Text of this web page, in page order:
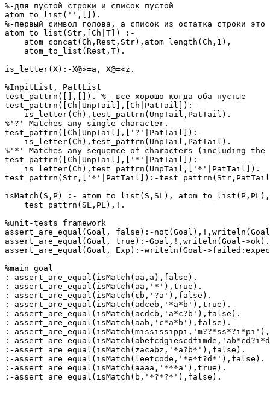
%-для пустой строки и список пустой
atom_to_list('',[]).
%-первый символ голова, а список из остатка строки это
atom_to_list(Str,[Ch|T]) :-
    atom_concat(Ch,Rest,Str),atom_length(Ch,1),
    atom_to_list(Rest,T).
is_letter(X):-X@>=a, X@=<z.
%InpitList, PattList
test_pattrn([],[]). %- все хорошо когда оба пустые
test_pattrn([Ch|UnpTail],[Ch|PatTail]):-
    is_letter(Ch),test_pattrn(UnpTail,PatTail).
%'?' Matches any single character.
test_pattrn([Ch|UnpTail],['?'|PatTail]):-
    is_letter(Ch),test_pattrn(UnpTail,PatTail).
%'*' Matches any sequence of characters (including the
test_pattrn([Ch|UnpTail],['*'|PatTail]):-
    is_letter(Ch),test_pattrn(UnpTail,['*'|PatTail]).
test_pattrn(Str,['*'|PatTail]):-
isMatch(S,P) :- atom_to_list(S,SL),
    test_pattrn(SL,PL),!.
%unit-tests framework
assert_are_equal(Goal, false):-
assert_are_equal(Goal, true):-Goal,!,writeln(Goal->ok).
assert_are_equal(Goal, Exp):-writeln(Goal-
%main goal
:-assert_are_equal(isMatch(aa,a),false).
:-assert_are_equal(isMatch(aa,'*'),true).
:-assert_are_equal(isMatch(cb,'?a'),false).
:-assert_are_equal(isMatch(adceb,'*a*b'),true).
:-assert_are_equal(isMatch(acdcb,'a*c?b'),false).
:-assert_are_equal(isMatch(aab,'c*a*b'),false).
:-
:-
:-assert_are_equal(isMatch(zacabz,'*a?b*'),false).
:-assert_are_equal(isMatch(leetcode,'*e*t?d*'),false).
:-assert_are_equal(isMatch(aaaa,'***a'),true).